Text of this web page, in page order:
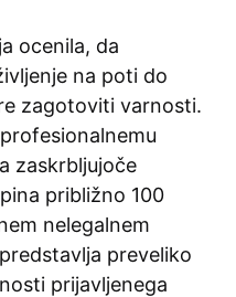
ocenila, da
na poti do
zagotoviti varnosti.
zaskrbljujoče
približno 100
nelegalnem
preveliko
prijavljenega